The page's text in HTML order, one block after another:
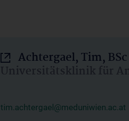
Achtergael, Tim, BSc
Universitätsklinik für
tim.achtergael@meduniwien.ac.at